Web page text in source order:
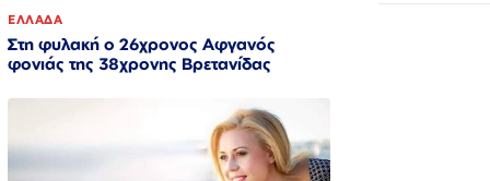
ΕΛΛΑΔΑ
Στη φυλακή ο 26χρονος Αφγανός
φονιάς της 38χρονης Βρετανίδας